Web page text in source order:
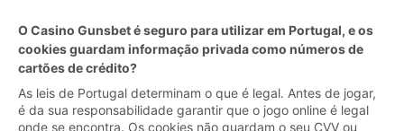
O Casino Gunsbet é seguro para utilizar em Portugal, e os
cookies guardam informação privada como números de
cartões de crédito?
As leis de Portugal determinam o que é legal. Antes de jogar,
é da sua responsabilidade garantir que o jogo online é legal
onde se encontra. Os cookies não guardam o seu CVV ou